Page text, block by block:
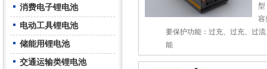
消费电子锂电池
电动工具锂电池
储能用锂电池
交通运输类锂电池
型
容
要保护功能：过充、过充、过
能